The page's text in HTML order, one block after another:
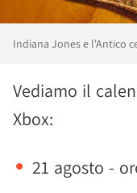
Indiana Jones e l'Antico
Vediamo il
Xbox:
21 agosto -